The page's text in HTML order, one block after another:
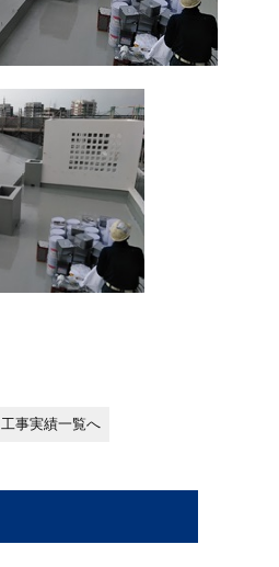
工事実績一覧へ